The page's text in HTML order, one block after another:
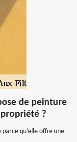
de peinture
?
parce qu’elle offre une